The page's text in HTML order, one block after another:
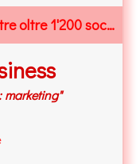
Il Pacchetto preferito dalle nostre oltre 1'200 società
marketing"